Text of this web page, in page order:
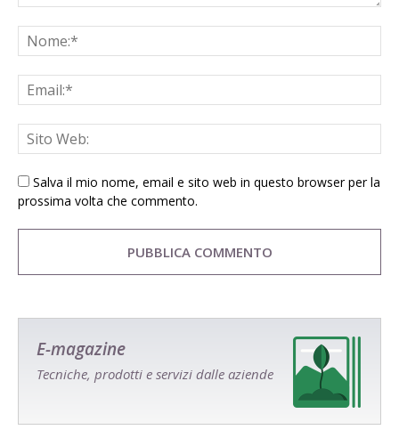
Salva il mio nome, email e sito web in questo browser per la
prossima volta che commento.
E-magazine
Tecniche, prodotti e servizi dalle aziende